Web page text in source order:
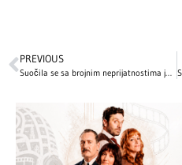
PREVIOUS
Suočila se sa brojnim neprijatnostima još kao dete: Mili Bobi Braun o izazovima u Holivudu